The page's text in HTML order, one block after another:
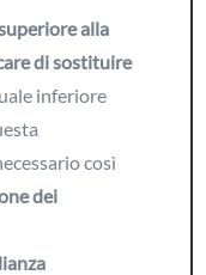
alla
disostituire
inferiore
così
dei